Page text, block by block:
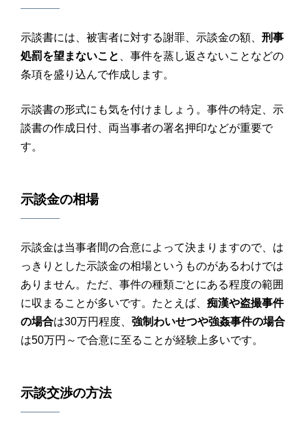
示談書には、被害者に対する謝罪、示談金の額、 刑事
処罰を望まないこと 、事件を蒸し返さないことなどの
条項を盛り込んで作成します。
示談書の形式にも気を付けましょう。事件の特定、示
談書の作成日付、両当事者の署名押印などが重要で
す。
示談金の相場
示談金は当事者間の合意によって決まりますので、は
っきりとした示談金の相場というものがあるわけでは
ありません。ただ、事件の種類ごとにある程度の範囲
に収まることが多いです。たとえば、 痴漢や盗撮事件
の場合は30万円程度、 強制わいせつや強姦事件の場合
は50万円～で合意に至ることが経験上多いです。
示談交渉の方法